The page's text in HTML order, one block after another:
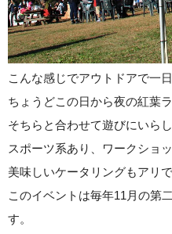
こんな感じでアウトドアで一
ちょうどこの日から夜の紅葉
そちらと合わせて遊びにいら
スポーツ系あり、ワークショ
美味しいケータリングもアリ
このイベントは毎年11月の第
す。